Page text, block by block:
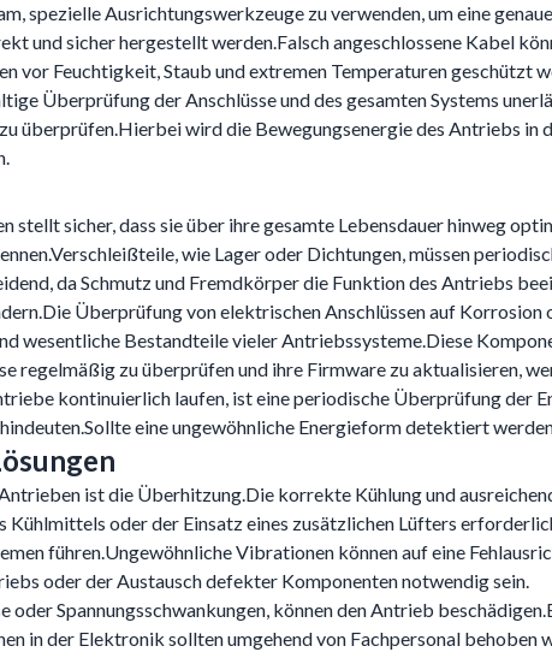
spezielle Ausrichtungswerkzeuge zu verwenden, um eine
und sicher hergestellt werden.Falsch angeschlossene Kabel
vor Feuchtigkeit, Staub und extremen Temperaturen geschützt
Überprüfung der Anschlüsse und des gesamten Systems
überprüfen.Hierbei wird die Bewegungsenergie des Antriebs in
stellt sicher, dass sie über ihre gesamte Lebensdauer hinweg
wie Lager oder Dichtungen, müssen
da Schmutz und Fremdkörper die Funktion des Antriebs
Überprüfung von elektrischen Anschlüssen auf
wesentliche Bestandteile vieler Antriebssysteme.Diese
regelmäßig zu überprüfen und ihre Firmware zu aktualisieren,
kontinuierlich laufen, ist eine periodische Überprüfung der
eine ungewöhnliche Energieform detektiert
ist die Überhitzung.Die korrekte Kühlung und
Kühlmittels oder der Einsatz eines zusätzlichen Lüfters
führen.Ungewöhnliche Vibrationen können auf eine
oder der Austausch defekter Komponenten notwendig sein.
oder Spannungsschwankungen, können den Antrieb
in der Elektronik sollten umgehend von Fachpersonal behoben